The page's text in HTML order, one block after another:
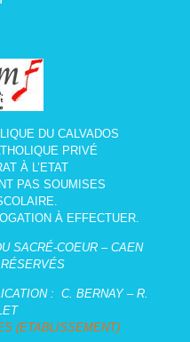
DU CALVADOS
PRIVÉ
À L’ETAT
PAS SOUMISES
À EFFECTUER.
SACRÉ-COEUR – CAEN
: C. BERNAY – R.
(ETABLISSEMENT)